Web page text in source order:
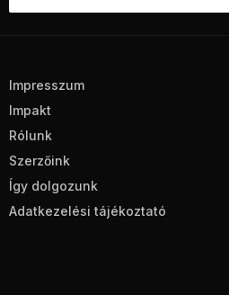
Impresszum
Impakt
Rólunk
Szerzőink
Így dolgozunk
Adatkezelési tájékoztató